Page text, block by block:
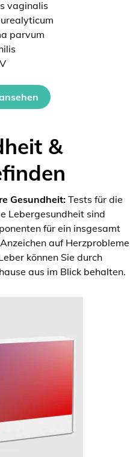
vaginalis
parvum
&
Gesundheit:Tests für die
Lebergesundheit sind
für ein insgesamt
auf Herzprobleme
können Sie durch
aus im Blick behalten.